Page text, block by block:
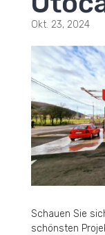
Okt. 23, 2024
Schauen Sie
schönsten